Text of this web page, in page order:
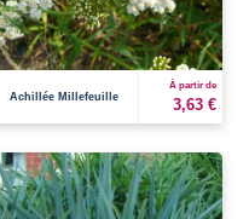
Achillée Millefeuille
À partir de
3,63 €